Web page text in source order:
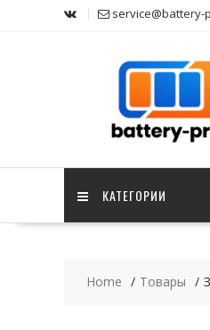
service@battery-
КАТЕГОРИИ
Home Товары